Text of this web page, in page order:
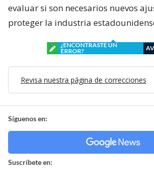
evaluar si son necesarios nuevos
proteger la industria
¿ENCONTRASTE UN
ERROR?
Revisa nuestra página de correcciones
Síguenos en:
Suscríbete en: